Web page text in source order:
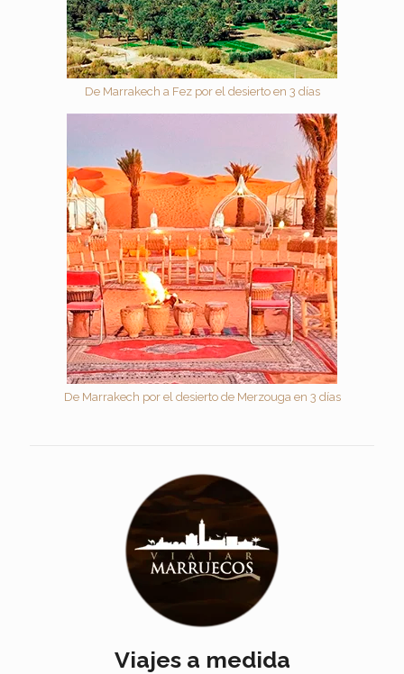
De Marrakech a Fez por el desierto en 3 días
De Marrakech por el desierto de Merzouga en 3 días
Viajes a medida